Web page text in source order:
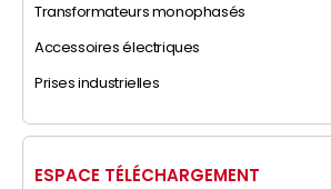
Transformateurs monophasés
Accessoires électriques
Prises industrielles
ESPACE TÉLÉCHARGEMENT